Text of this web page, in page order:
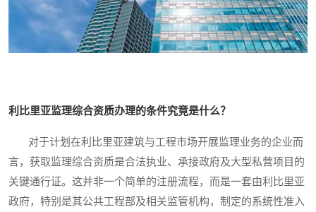
利比里亚监理综合资质办理的条件究竟是什么？
对于计划在利比里亚建筑与工程市场开展监理业务的企业而
言，获取监理综合资质是合法执业、承接政府及大型私营项目的
关键通行证。这并非一个简单的注册流程，而是一套由利比里亚
政府，特别是其公共工程部及相关监管机构，制定的系统性准入